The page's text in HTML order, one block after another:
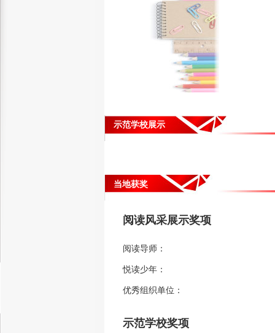
示范学校展示
当地获奖
阅读风采展示奖项
阅读导师：
悦读少年：
优秀组织单位：
示范学校奖项